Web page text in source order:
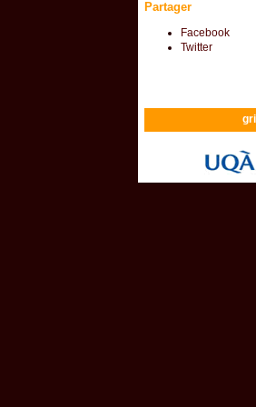
Partager
Facebook
Twitter